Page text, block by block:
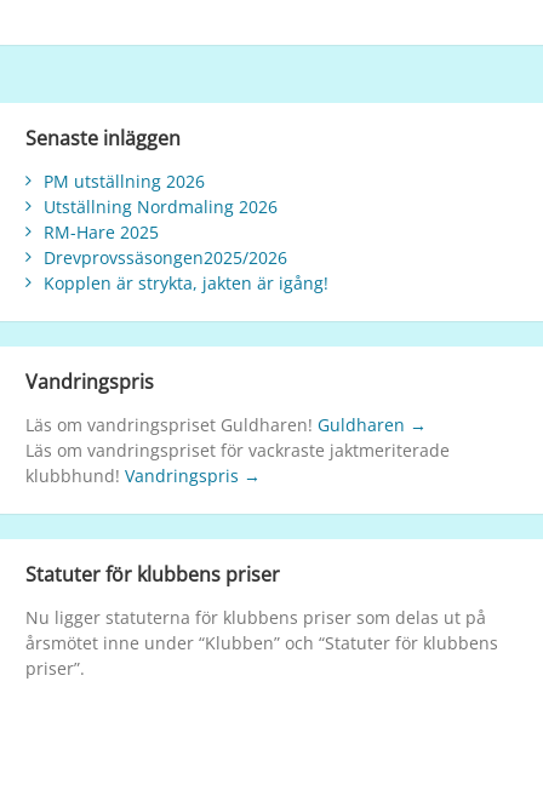
Senaste inläggen
PM utställning 2026
Utställning Nordmaling 2026
RM-Hare 2025
Drevprovssäsongen2025/2026
Kopplen är strykta, jakten är igång!
Vandringspris
Läs om vandringspriset Guldharen! Guldharen →
Läs om vandringspriset för vackraste jaktmeriterade
klubbhund! Vandringspris →
Statuter för klubbens priser
Nu ligger statuterna för klubbens priser som delas ut på
årsmötet inne under “Klubben” och “Statuter för klubbens
priser”.